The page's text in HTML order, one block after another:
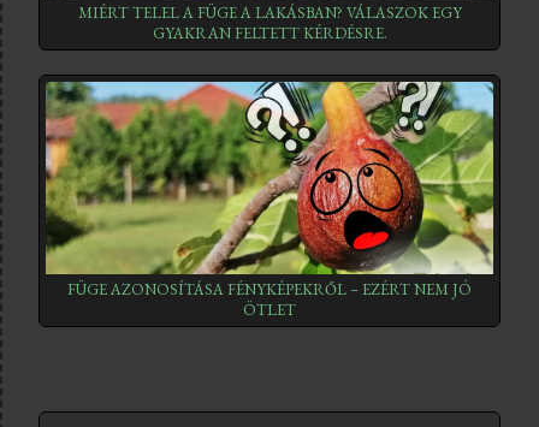
MIÉRT TELEL A FÜGE A LAKÁSBAN? VÁLASZOK EGY
GYAKRAN FELTETT KÉRDÉSRE.
FÜGE AZONOSÍTÁSA FÉNYKÉPEKRŐL – EZÉRT NEM JÓ
ÖTLET